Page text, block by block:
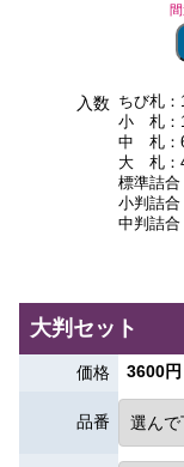
入数 ちび札
小 札：
中 札：
大 札：
標準詰
小判詰
中判詰
大判セット
価格 3600円
品番